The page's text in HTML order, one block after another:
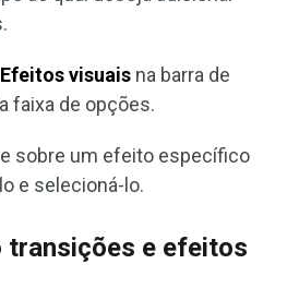
Efeitos visuais na barra de
faixa de opções.
sobre um efeito específico
e selecioná-lo.
transições e efeitos